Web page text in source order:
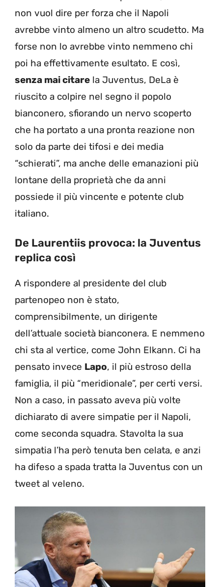
non vuol dire per forza che il Napoli
avrebbe vinto almeno un altro scudetto. Ma
forse non lo avrebbe vinto nemmeno chi
poi ha effettivamente esultato. E così,
senza mai citare la Juventus, DeLa è
riuscito a colpire nel segno il popolo
bianconero, sfiorando un nervo scoperto
che ha portato a una pronta reazione non
solo da parte dei tifosi e dei media
“schierati”, ma anche delle emanazioni più
lontane della proprietà che da anni
possiede il più vincente e potente club
italiano.
De Laurentiis provoca: la Juventus
replica così
A rispondere al presidente del club
partenopeo non è stato,
comprensibilmente, un dirigente
dell’attuale società bianconera. E nemmeno
chi sta al vertice, come John Elkann. Ci ha
pensato invece Lapo, il più estroso della
famiglia, il più “meridionale”, per certi versi.
Non a caso, in passato aveva più volte
dichiarato di avere simpatie per il Napoli,
come seconda squadra. Stavolta la sua
simpatia l’ha però tenuta ben celata, e anzi
ha difeso a spada tratta la Juventus con un
tweet al veleno.